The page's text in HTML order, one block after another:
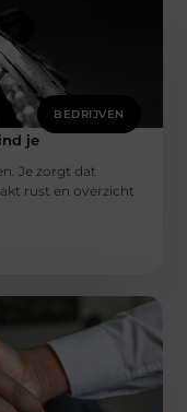
BEDRIJVEN
je
Je zorgt dat
rust en overzicht